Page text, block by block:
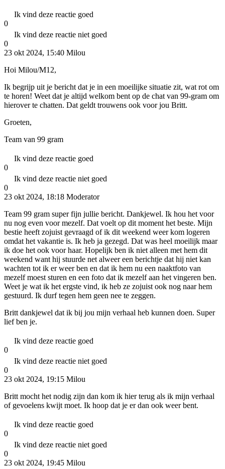
Ik vind deze reactie goed
0
Ik vind deze reactie niet goed
0
23 okt 2024, 15:40 Milou
Hoi Milou/M12,
Ik begrijp uit je bericht dat je in een moeilijke situatie zit, wat rot om
te horen! Weet dat je altijd welkom bent op de chat van 99-gram om
hierover te chatten. Dat geldt trouwens ook voor jou Britt.
Groeten,
Team van 99 gram
Ik vind deze reactie goed
0
Ik vind deze reactie niet goed
0
23 okt 2024, 18:18 Moderator
Team 99 gram super fijn jullie bericht. Dankjewel. Ik hou het voor
nu nog even voor mezelf. Dat voelt op dit moment het beste. Mijn
bestie heeft zojuist gevraagd of ik dit weekend weer kom logeren
omdat het vakantie is. Ik heb ja gezegd. Dat was heel moeilijk maar
ik doe het ook voor haar. Hopelijk ben ik niet alleen met hem dit
weekend want hij stuurde net alweer een berichtje dat hij niet kan
wachten tot ik er weer ben en dat ik hem nu een naaktfoto van
mezelf moest sturen en een foto dat ik mezelf aan het vingeren ben.
Weet je wat ik het ergste vind, ik heb ze zojuist ook nog naar hem
gestuurd. Ik durf tegen hem geen nee te zeggen.
Britt dankjewel dat ik bij jou mijn verhaal heb kunnen doen. Super
lief ben je.
Ik vind deze reactie goed
0
Ik vind deze reactie niet goed
0
23 okt 2024, 19:15 Milou
Britt mocht het nodig zijn dan kom ik hier terug als ik mijn verhaal
of gevoelens kwijt moet. Ik hoop dat je er dan ook weer bent.
Ik vind deze reactie goed
0
Ik vind deze reactie niet goed
0
23 okt 2024, 19:45 Milou